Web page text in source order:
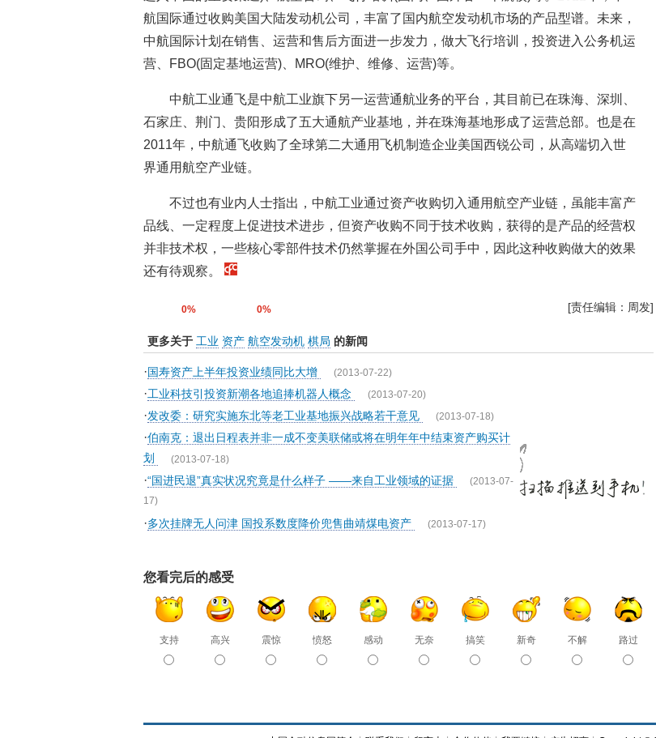
航国际通过收购美国大陆发动机公司，丰富了国内航空发动机市场的产品型谱。未来，
中航国际计划在销售、运营和售后方面进一步发力，做大飞行培训，投资进入公务机运
营、FBO(固定基地运营)、MRO(维护、维修、运营)等。
中航工业通飞是中航工业旗下另一运营通航业务的平台，其目前已在珠海、深圳、
石家庄、荆门、贵阳形成了五大通航产业基地，并在珠海基地形成了运营总部。也是在
2011年，中航通飞收购了全球第二大通用飞机制造企业美国西锐公司，从高端切入世
界通用航空产业链。
不过也有业内人士指出，中航工业通过资产收购切入通用航空产业链，虽能丰富产
品线、一定程度上促进技术进步，但资产收购不同于技术收购，获得的是产品的经营权
并非技术权，一些核心零部件技术仍然掌握在外国公司手中，因此这种收购做大的效果
还有待观察。
0% 0% [责任编辑：周发]
更多关于 工业 资产 航空发动机 棋局 的新闻
·国寿资产上半年投资业绩同比大增 (2013-07-22)
·工业科技引投资新潮各地追捧机器人概念 (2013-07-20)
·发改委：研究实施东北等老工业基地振兴战略若干意见 (2013-07-18)
·伯南克：退出日程表并非一成不变美联储或将在明年年中结束资产购买计
划 (2013-07-18)
·“国进民退”真实状况究竟是什么样子 ——来自工业领域的证据 (2013-07-
17)
·多次挂牌无人问津 国投系数度降价兜售曲靖煤电资产 (2013-07-17)
您看完后的感受
支持 高兴 震惊 愤怒 感动 无奈 搞笑 新奇 不解 路过